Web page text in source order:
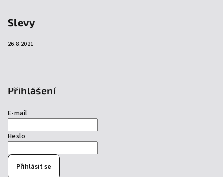
Slevy
26.8.2021
Přihlášení
E-mail
Heslo
Přihlásit se